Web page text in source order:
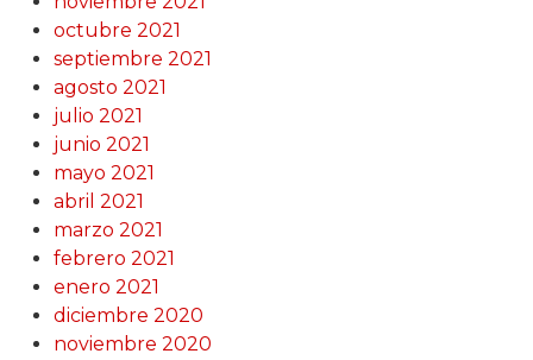
octubre 2021
septiembre 2021
agosto 2021
julio 2021
junio 2021
mayo 2021
abril 2021
marzo 2021
febrero 2021
enero 2021
diciembre 2020
noviembre 2020